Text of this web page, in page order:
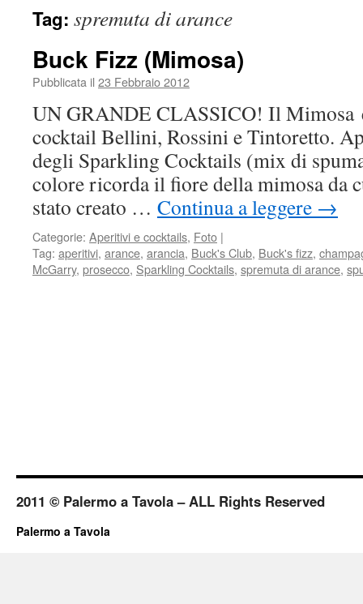
Tag: spremuta di arance
Buck Fizz (Mimosa)
Pubblicata il 23 Febbraio 2012
UN GRANDE CLASSICO! Il Mimosa
cocktail Bellini, Rossini e Tintoretto.
degli Sparkling Cocktails (mix di
colore ricorda il fiore della mimosa da
stato creato … Continua a leggere →
Categorie: Aperitivi e cocktails, Foto |
Tag: aperitivi, arance, arancia, Buck's Club, Buck's fizz,
McGarry, prosecco, Sparkling Cocktails, spremuta di arance,
2011 © Palermo a Tavola – ALL Rights Reserved
Palermo a Tavola